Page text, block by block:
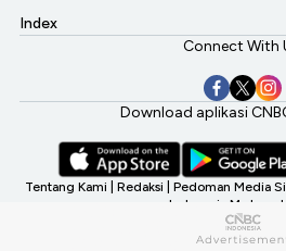
Index
Connect With
Download aplikasi
Tentang Kami Redaksi Pedoman Media
Indonesia My
©2026 CNBC Indonesia, A